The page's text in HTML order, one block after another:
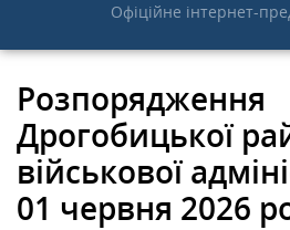
Офіційне інтернет-
Розпорядження
Дрогобицької
військової
01 червня 2026
АДМІНІСТРАЦІЯ
ПРО РАЙОН